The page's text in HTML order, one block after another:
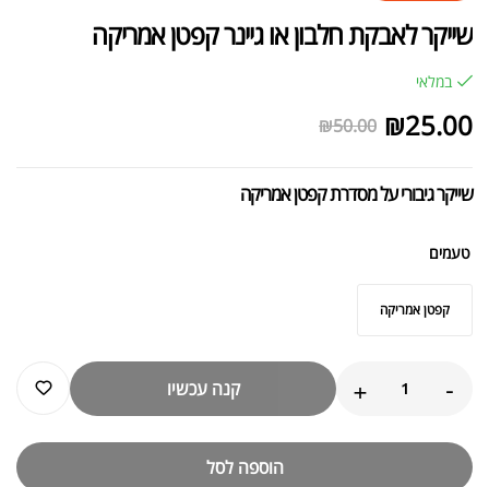
שייקר לאבקת חלבון או גיינר קפטן אמריקה
במלאי
₪50.00 ₪25.00
שייקר גיבורי על מסדרת קפטן אמריקה
טעמים
קפטן אמריקה
-
+ קנה עכשיו
הוספה לסל